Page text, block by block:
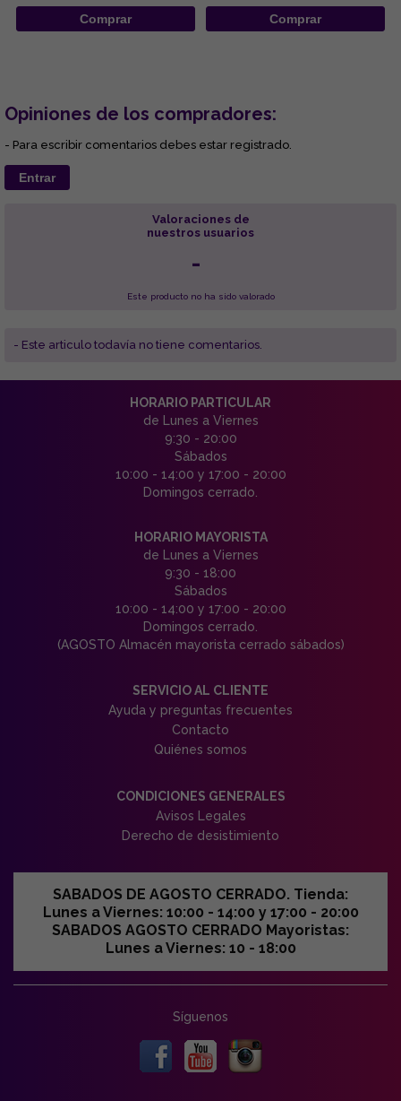
Comprar Comprar
Opiniones de los compradores:
- Para escribir comentarios debes estar registrado.
Entrar
Valoraciones de
nuestros usuarios
-
Este producto no ha sido valorado
- Este articulo todavía no tiene comentarios.
HORARIO PARTICULAR
de Lunes a Viernes
9:30 - 20:00
Sábados
10:00 - 14:00 y 17:00 - 20:00
Domingos cerrado.
HORARIO MAYORISTA
de Lunes a Viernes
9:30 - 18:00
Sábados
10:00 - 14:00 y 17:00 - 20:00
Domingos cerrado.
(AGOSTO Almacén mayorista cerrado sábados)
SERVICIO AL CLIENTE
Ayuda y preguntas frecuentes
Contacto
Quiénes somos
CONDICIONES GENERALES
Avisos Legales
Derecho de desistimiento
SABADOS DE AGOSTO CERRADO. Tienda:
Lunes a Viernes: 10:00 - 14:00 y 17:00 - 20:00
SABADOS AGOSTO CERRADO Mayoristas:
Lunes a Viernes: 10 - 18:00
Síguenos